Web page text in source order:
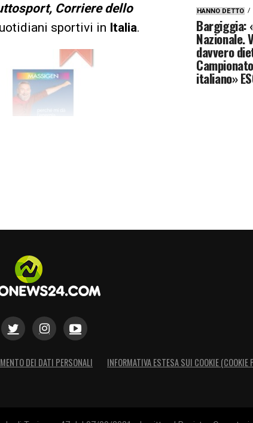
Corriere dello
sportivi in Italia.
HANNO DETTO
Bargiggia:
Nazionale.
davvero
italiano»
DEI DATI PERSONALI INFORMATIVA ESTESA SUI COOKIE (COOKIE